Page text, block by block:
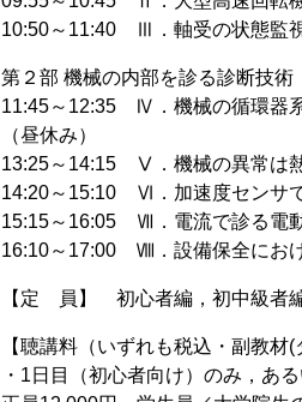
10:50～11:40 Ⅲ．軸受の状態監
第２部 機械の内部を診る診断技術
11:45～12:35 Ⅳ．機械の循環器
（昼休み）
13:25～14:15 Ⅴ．機械の異常は
14:20～15:10 Ⅵ．加速度センサ
15:15～16:05 Ⅶ．電流で診る電
16:10～17:00 Ⅷ．設備保全にお
【定 員】 初心者編，初中級者
【聴講料（いずれも税込・副教材
・1日目（初心者向け）のみ，あ